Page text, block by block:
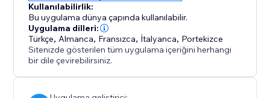
Kullanılabilirlik:
Bu uygulama dünya çapında kullanılabilir.
Uygulama dilleri:
Türkçe, Almanca, Fransızca, İtalyanca, Portekizce
Sitenizde gösterilen tüm uygulama içeriğini herhangi
bir dile çevirebilirsiniz.